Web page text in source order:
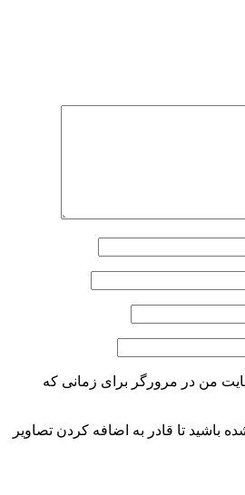
من در مرورگر برای زمانی که
باشید تا قادر به اضافه کردن تصاویر